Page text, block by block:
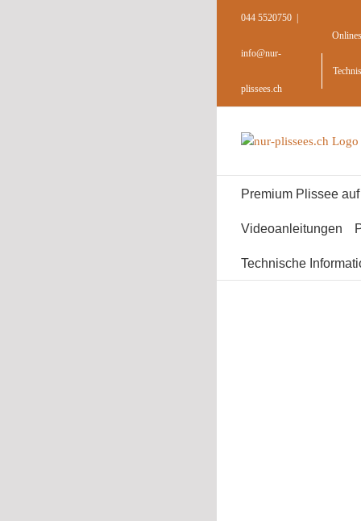
044 5520750
info@nur-
plissees.ch
Premium Plissee
Videoanleitungen
Technische